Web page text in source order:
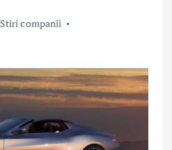
Stiri companii